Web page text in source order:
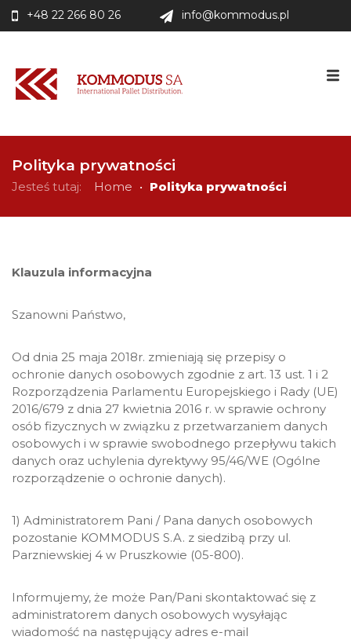
+48 22 266 80 26 info@kommodus.pl
Polityka prywatności
Jesteś tutaj: Home • Polityka prywatności
Klauzula informacyjna
Szanowni Państwo,
Od dnia 25 maja 2018r. zmieniają się przepisy o
ochronie danych osobowych zgodnie z art. 13 ust. 1 i 2
Rozporządzenia Parlamentu Europejskiego i Rady (UE)
2016/679 z dnia 27 kwietnia 2016 r. w sprawie ochrony
osób fizycznych w związku z przetwarzaniem danych
osobowych i w sprawie swobodnego przepływu takich
danych oraz uchylenia dyrektywy 95/46/WE (Ogólne
rozporządzenie o ochronie danych).
1) Administratorem Pani / Pana danych osobowych
pozostanie KOMMODUS S.A. z siedzibą przy ul.
Parzniewskiej 4 w Pruszkowie (05-800).
Informujemy, że może Pan/Pani skontaktować się z
administratorem danych osobowych wysyłając
wiadomość na następujący adres e-mail